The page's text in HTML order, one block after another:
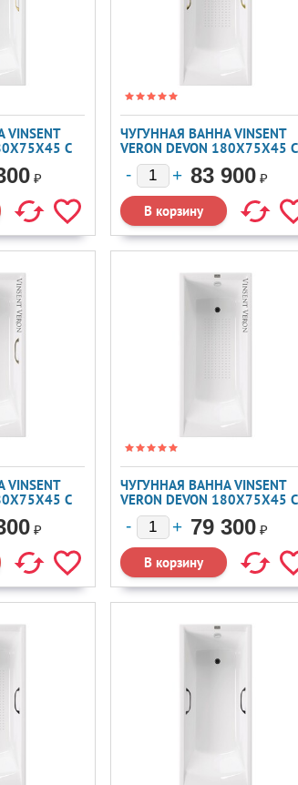
С
ЗОЛОТО
₽
ЧУГУННАЯ ВАННА VINSENT
VERON DEVON 180X75X45 С
ЗОЛОТЫМИ РУЧКАМИ И А/П
83 900 ₽
С
₽
ЧУГУННАЯ ВАННА VINSENT
VERON DEVON 180X75X45 С
А/П
79 300 ₽